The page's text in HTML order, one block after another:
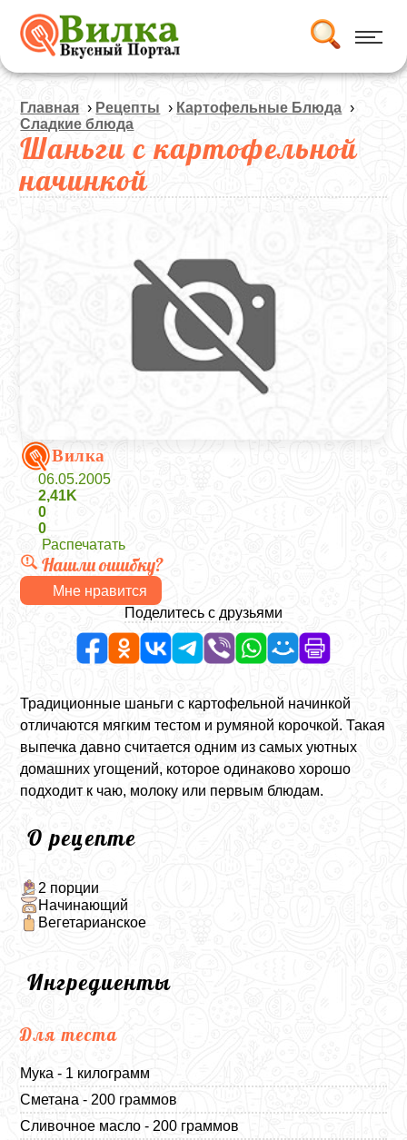
Главная › Рецепты › Картофельные Блюда ›
Сладкие блюда
Шаньги с картофельной
начинкой
Вилка
06.05.2005
2,41K
0
0
Распечатать
Нашли ошибку?
Мне нравится
Поделитесь с друзьями
Традиционные шаньги с картофельной начинкой
отличаются мягким тестом и румяной корочкой. Такая
выпечка давно считается одним из самых уютных
домашних угощений, которое одинаково хорошо
подходит к чаю, молоку или первым блюдам.
О рецепте
2 порции
Начинающий
Вегетарианское
Ингредиенты
Для теста
Мука - 1 килограмм
Сметана - 200 граммов
Сливочное масло - 200 граммов